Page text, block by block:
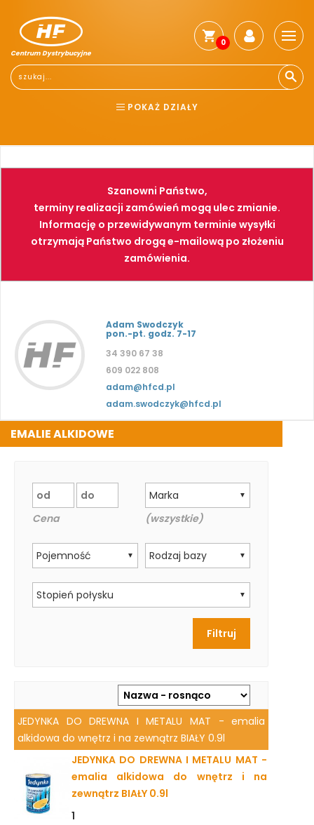
Centrum Dystrybucyjne
0
POKAŻ DZIAŁY
NARZĘDZIA SPAWALNICTWO
FARBY PNEUMATYKA
Szanowni Państwo,
terminy realizacji zamówień mogą ulec zmianie.
Informację o przewidywanym terminie wysyłki
otrzymają Państwo drogą e-mailową po złożeniu
zamówienia.
Adam Swodczyk
pon.-pt. godz. 7-17
34 390 67 38
609 022 808
adam@hfcd.pl
adam.swodczyk@hfcd.pl
EMALIE ALKIDOWE
Cena
▼
Marka
(wszystkie)
▼
Pojemność ▼
Rodzaj bazy
▼
Stopień połysku
JEDYNKA DO DREWNA I METALU MAT - emalia
alkidowa do wnętrz i na zewnątrz BIAŁY 0.9l
JEDYNKA DO DREWNA I METALU MAT -
emalia alkidowa do wnętrz i na
zewnątrz BIAŁY 0.9l
1